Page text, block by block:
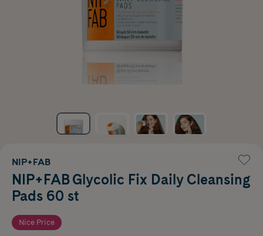
NIP+FAB
NIP+FAB Glycolic Fix Daily Cleansing
Pads 60 st
Nice Price